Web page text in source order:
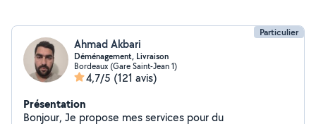
Particulier
Ahmad Akbari
Déménagement, Livraison
Bordeaux (Gare Saint-Jean 1)
4,7/5 (121 avis)
Présentation
Bonjour, Je propose mes services pour du